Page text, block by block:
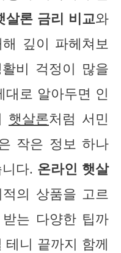
살론 금리 비교와
깊이 파헤쳐보
비 걱정이 많을
로 알아두면 인
햇살론처럼 서민
작은 정보 하나
다. 온라인 햇살
의 상품을 고르
는 다양한 팁까
테니 끝까지 함께